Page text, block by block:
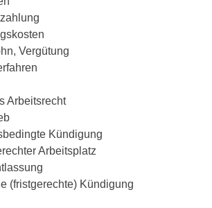
Vergütung
Arbeitsrecht
Kündigung
Arbeitsplatz
(fristgerechte) Kündigung